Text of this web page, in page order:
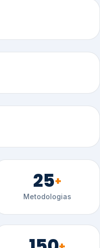
25+
Metodologias